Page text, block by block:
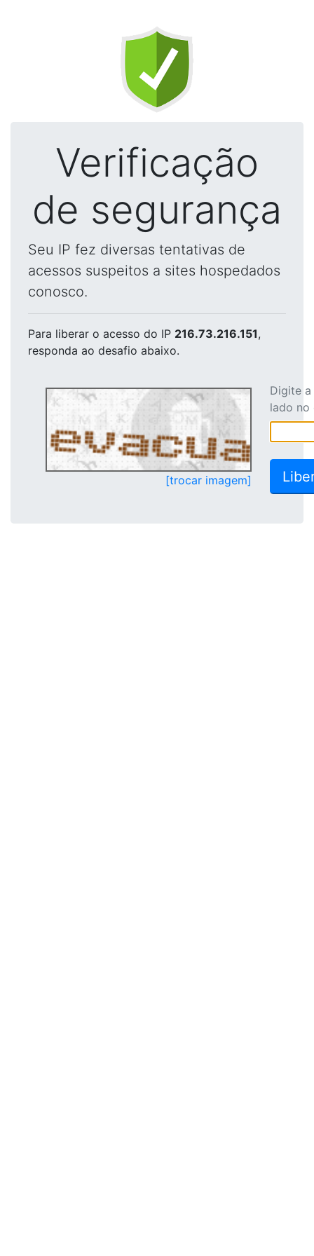
Verificação
de segurança
Seu IP fez diversas tentativas de
acessos suspeitos a sites hospedados
conosco.
Para liberar o acesso do IP 216.73.216.151,
responda ao desafio abaixo.
[trocar imagem]
Digite
lado no